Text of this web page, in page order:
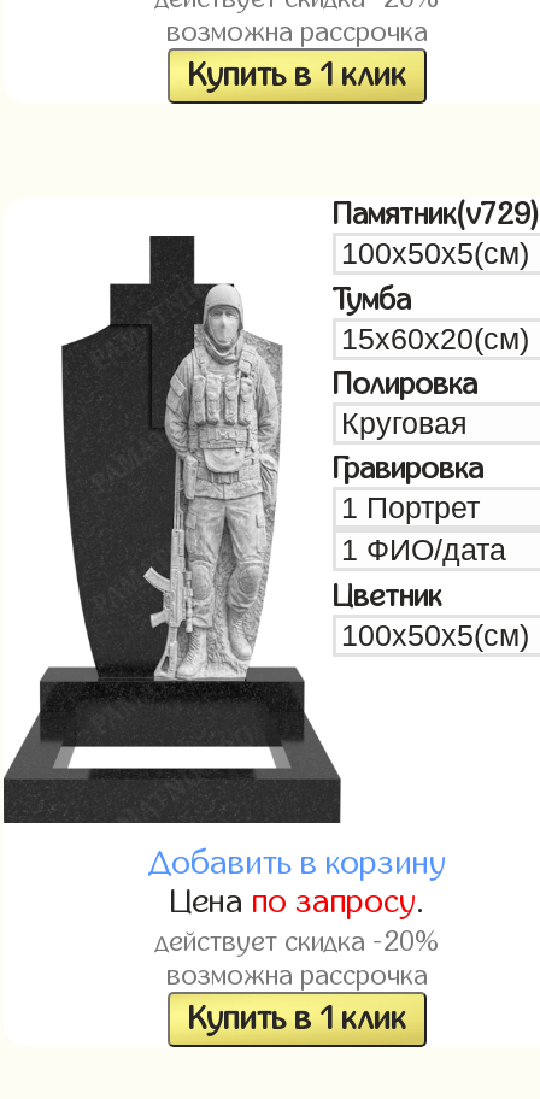
возможна рассрочка
Купить в 1 клик
Памятник(v729)
Тумба
Полировка
Гравировка
Цветник
Добавить в корзину
Цена по запросу.
действует скидка -20%
возможна рассрочка
Купить в 1 клик